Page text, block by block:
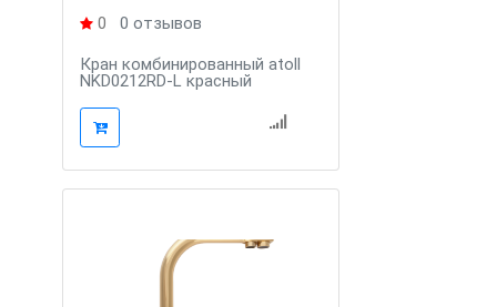
0 0 отзывов
Кран комбинированный atoll
NKD0212RD-L красный